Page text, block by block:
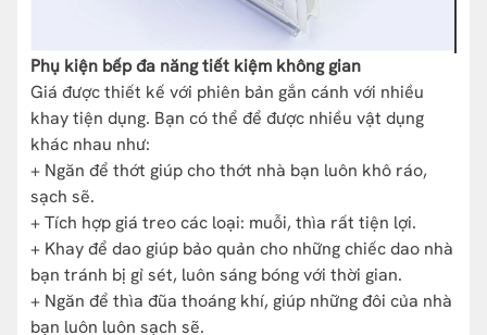
Phụ kiện bếp đa năng tiết kiệm không gian
Giá được thiết kế với phiên bản gắn cánh với nhiều
khay tiện dụng. Bạn có thể để được nhiều vật dụng
khác nhau như:
+ Ngăn để thớt giúp cho thớt nhà bạn luôn khô ráo,
sạch sẽ.
+ Tích hợp giá treo các loại: muỗi, thìa rất tiện lợi.
+ Khay để dao giúp bảo quản cho những chiếc dao nhà
bạn tránh bị gỉ sét, luôn sáng bóng với thời gian.
+ Ngăn để thìa đũa thoáng khí, giúp những đôi của nhà
bạn luôn luôn sạch sẽ.